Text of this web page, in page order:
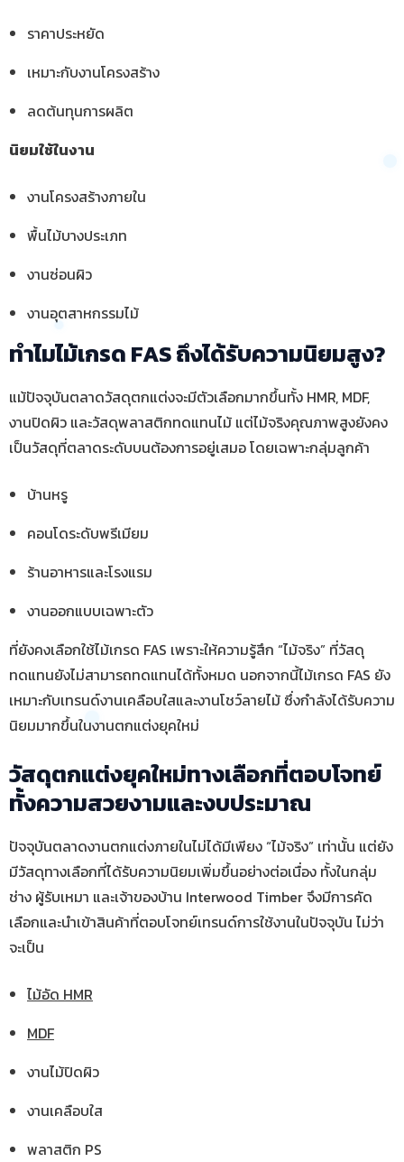
ราคาประหยัด
เหมาะกับงานโครงสร้าง
ลดต้นทุนการผลิต
นิยมใช้ในงาน
งานโครงสร้างภายใน
พื้นไม้บางประเภท
งานซ่อนผิว
งานอุตสาหกรรมไม้
ทำไมไม้เกรด FAS ถึงได้รับความนิยมสูง?
แม้ปัจจุบันตลาดวัสดุตกแต่งจะมีตัวเลือกมากขึ้นทั้ง HMR, MDF,
งานปิดผิว และวัสดุพลาสติกทดแทนไม้ แต่ไม้จริงคุณภาพสูงยังคง
เป็นวัสดุที่ตลาดระดับบนต้องการอยู่เสมอ โดยเฉพาะกลุ่มลูกค้า
บ้านหรู
คอนโดระดับพรีเมียม
ร้านอาหารและโรงแรม
งานออกแบบเฉพาะตัว
ที่ยังคงเลือกใช้ไม้เกรด FAS เพราะให้ความรู้สึก “ไม้จริง” ที่วัสดุ
ทดแทนยังไม่สามารถทดแทนได้ทั้งหมด นอกจากนี้ไม้เกรด FAS ยัง
เหมาะกับเทรนด์งานเคลือบใสและงานโชว์ลายไม้ ซึ่งกำลังได้รับความ
นิยมมากขึ้นในงานตกแต่งยุคใหม่
วัสดุตกแต่งยุคใหม่ทางเลือกที่ตอบโจทย์
ทั้งความสวยงามและงบประมาณ
ปัจจุบันตลาดงานตกแต่งภายในไม่ได้มีเพียง “ไม้จริง” เท่านั้น แต่ยัง
มีวัสดุทางเลือกที่ได้รับความนิยมเพิ่มขึ้นอย่างต่อเนื่อง ทั้งในกลุ่ม
ช่าง ผู้รับเหมา และเจ้าของบ้าน Interwood Timber จึงมีการคัด
เลือกและนำเข้าสินค้าที่ตอบโจทย์เทรนด์การใช้งานในปัจจุบัน ไม่ว่า
จะเป็น
ไม้อัด HMR
MDF
งานไม้ปิดผิว
งานเคลือบใส
พลาสติก PS